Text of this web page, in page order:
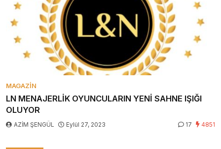
MAGAZIN
LN MENAJERLİK OYUNCULARIN YENİ SAHNE IŞIĞI
OLUYOR
AZİM ŞENGÜL Eylül 27, 2023 17 4851